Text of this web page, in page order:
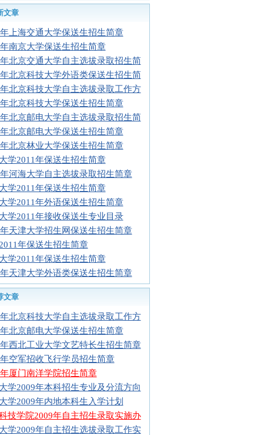
文章
上海交通大学保送生招生简章
南京大学保送生招生简章
北京交通大学自主选拔录取招生简
北京科技大学外语类保送生招生简
北京科技大学自主选拔录取工作方
北京科技大学保送生招生简章
北京邮电大学自主选拔录取招生简
北京邮电大学保送生招生简章
北京林业大学保送生招生简章
学2011年保送生招生简章
河海大学自主选拔录取招生简章
学2011年保送生招生简章
学2011年外语保送生招生简章
学2011年接收保送生专业目录
天津大学招生网保送生招生简章
年保送生招生简章
学2011年保送生招生简章
天津大学外语类保送生招生简章
文章
北京科技大学自主选拔录取工作方
北京邮电大学保送生招生简章
西北工业大学文艺特长生招生简章
空军招收飞行学员招生简章
厦门南洋学院招生简章
学2009年本科招生专业及分流方向
学2009年内地本科生入学计划
技学院2009年自主招生录取实施办
学2009年自主招生选拔录取工作实